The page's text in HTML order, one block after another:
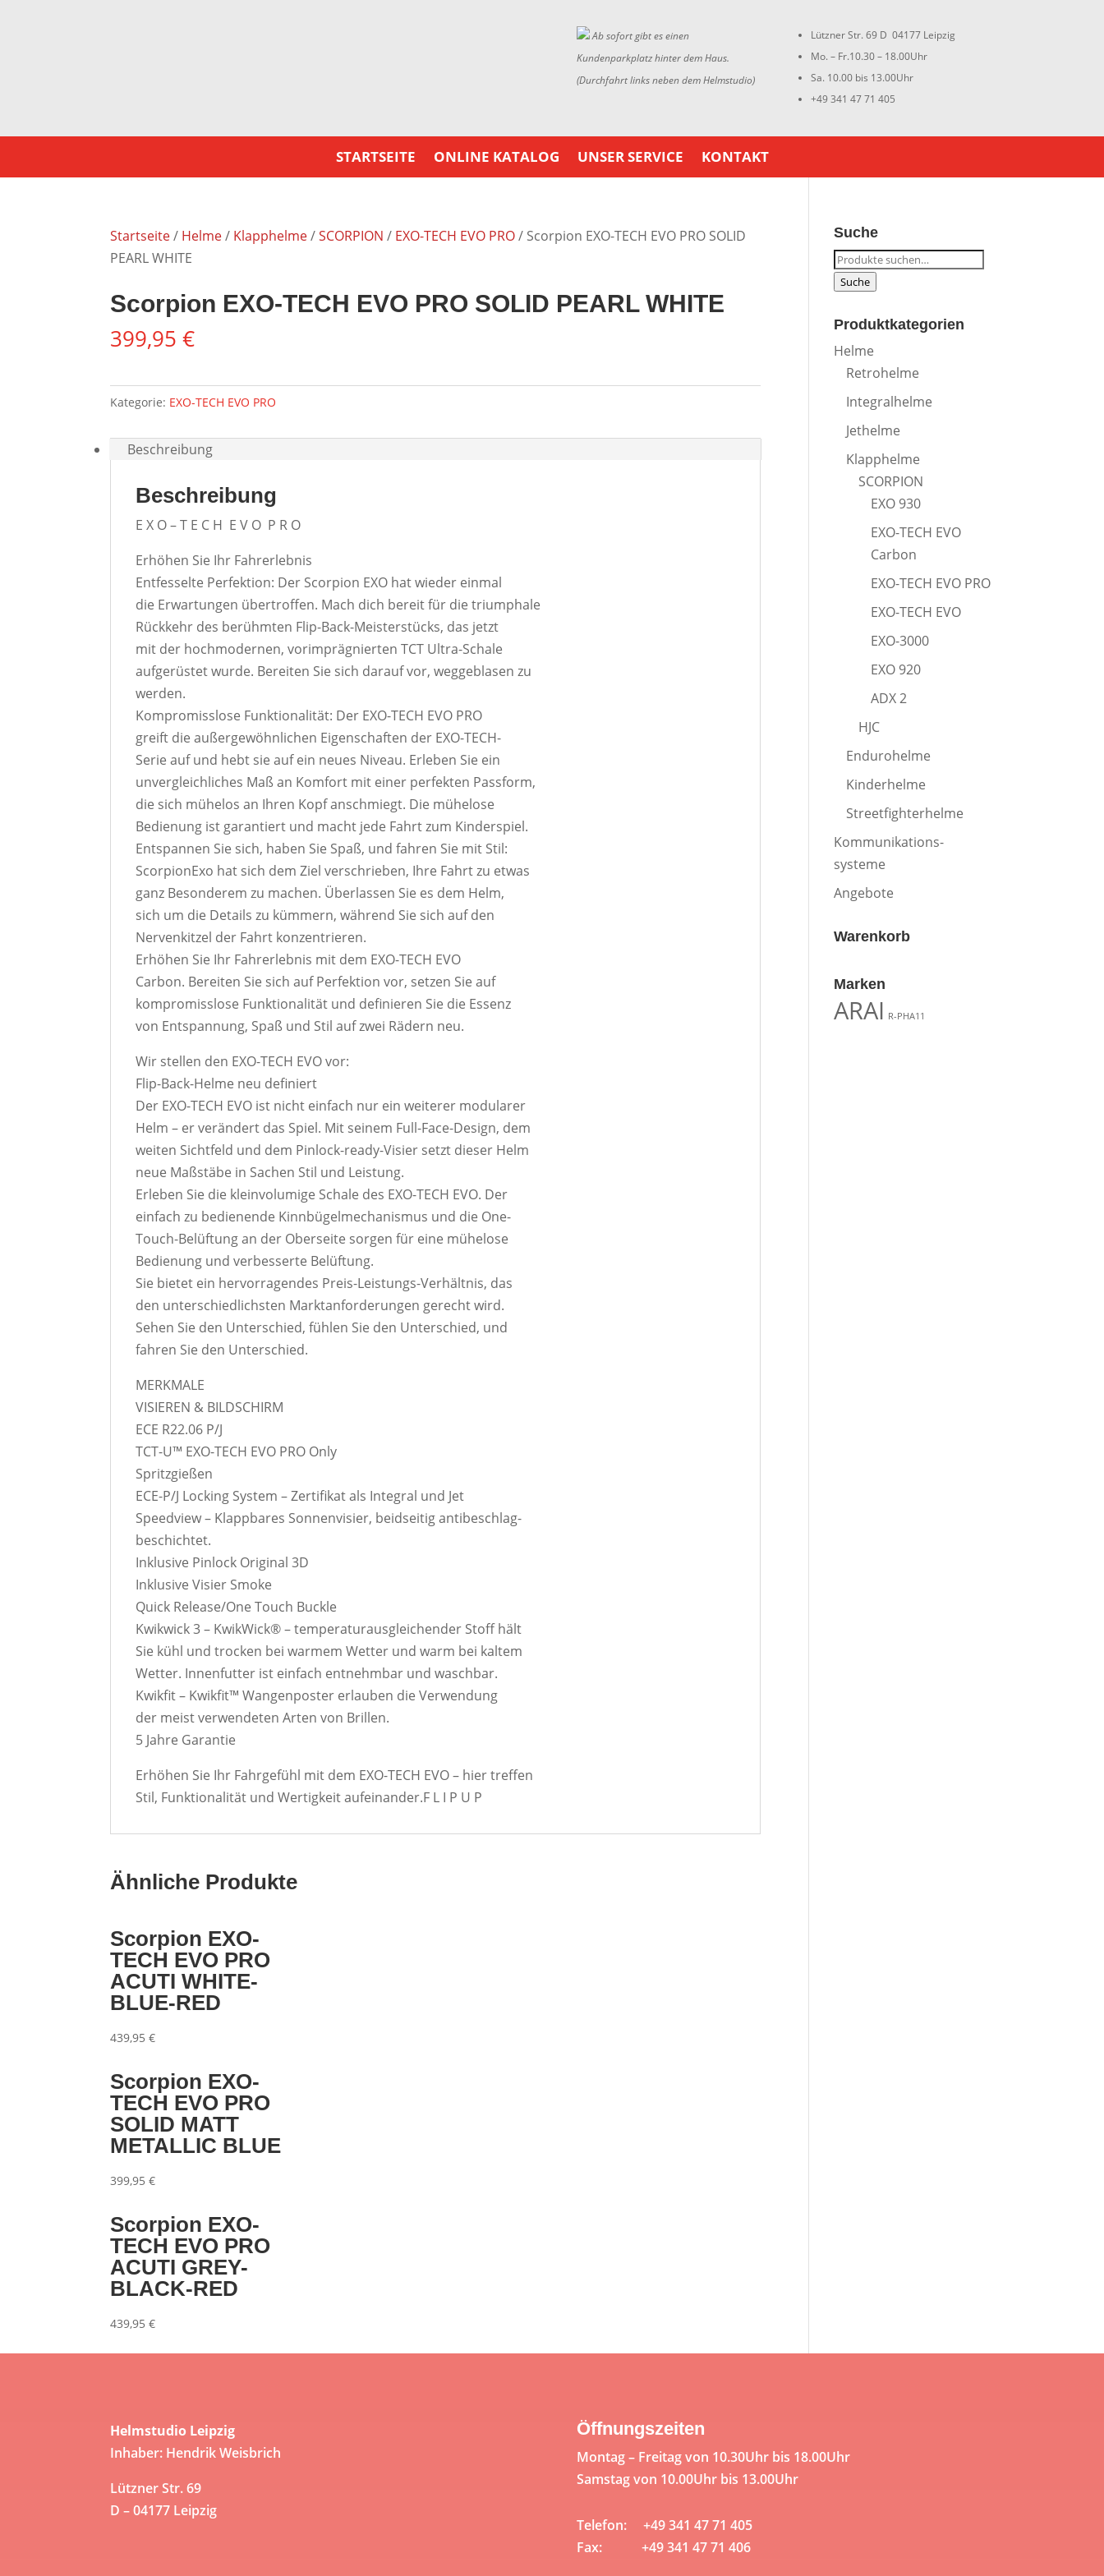
Ab sofort gibt es einen
Kundenparkplatz hinter dem Haus.
(Durchfahrt links neben dem Helmstudio)
Lützner Str. 69 D 04177 Leipzig
Mo. – Fr.10.30 – 18.00Uhr
Sa. 10.00 bis 13.00Uhr
+49 341 47 71 405
STARTSEITE ONLINE KATALOG UNSER SERVICE KONTAKT
Startseite/ Helme/ Klapphelme/SCORPION / EXO-TECH EVO PRO/ Scorpion EXO-TECH EVO PRO SOLID
PEARL WHITE
Scorpion EXO-TECH EVO PRO SOLID PEARL WHITE
399,95€
Kategorie: EXO-TECH EVO PRO
Beschreibung
Beschreibung
E X O – T E C H E V O P R O
Erhöhen Sie Ihr Fahrerlebnis
Entfesselte Perfektion: Der Scorpion EXO hat wieder einmal
die Erwartungen übertroffen. Mach dich bereit für die triumphale
Rückkehr des berühmten Flip-Back-Meisterstücks, das jetzt
mit der hochmodernen, vorimprägnierten TCT Ultra-Schale
aufgerüstet wurde. Bereiten Sie sich darauf vor, weggeblasen zu
werden.
Kompromisslose Funktionalität: Der EXO-TECH EVO PRO
greift die außergewöhnlichen Eigenschaften der EXO-TECH-
Serie auf und hebt sie auf ein neues Niveau. Erleben Sie ein
unvergleichliches Maß an Komfort mit einer perfekten Passform,
die sich mühelos an Ihren Kopf anschmiegt. Die mühelose
Bedienung ist garantiert und macht jede Fahrt zum Kinderspiel.
Entspannen Sie sich, haben Sie Spaß, und fahren Sie mit Stil:
ScorpionExo hat sich dem Ziel verschrieben, Ihre Fahrt zu etwas
ganz Besonderem zu machen. Überlassen Sie es dem Helm,
sich um die Details zu kümmern, während Sie sich auf den
Nervenkitzel der Fahrt konzentrieren.
Erhöhen Sie Ihr Fahrerlebnis mit dem EXO-TECH EVO
Carbon. Bereiten Sie sich auf Perfektion vor, setzen Sie auf
kompromisslose Funktionalität und definieren Sie die Essenz
von Entspannung, Spaß und Stil auf zwei Rädern neu.
Wir stellen den EXO-TECH EVO vor:
Flip-Back-Helme neu definiert
Der EXO-TECH EVO ist nicht einfach nur ein weiterer modularer
Helm – er verändert das Spiel. Mit seinem Full-Face-Design, dem
weiten Sichtfeld und dem Pinlock-ready-Visier setzt dieser Helm
neue Maßstäbe in Sachen Stil und Leistung.
Erleben Sie die kleinvolumige Schale des EXO-TECH EVO. Der
einfach zu bedienende Kinnbügelmechanismus und die One-
Touch-Belüftung an der Oberseite sorgen für eine mühelose
Bedienung und verbesserte Belüftung.
Sie bietet ein hervorragendes Preis-Leistungs-Verhältnis, das
den unterschiedlichsten Marktanforderungen gerecht wird.
Sehen Sie den Unterschied, fühlen Sie den Unterschied, und
fahren Sie den Unterschied.
MERKMALE
VISIEREN & BILDSCHIRM
ECE R22.06 P/J
TCT-U™ EXO-TECH EVO PRO Only
Spritzgießen
ECE-P/J Locking System – Zertifikat als Integral und Jet
Speedview – Klappbares Sonnenvisier, beidseitig antibeschlag-
beschichtet.
Inklusive Pinlock Original 3D
Inklusive Visier Smoke
Quick Release/One Touch Buckle
Kwikwick 3 – KwikWick® – temperaturausgleichender Stoff hält
Sie kühl und trocken bei warmem Wetter und warm bei kaltem
Wetter. Innenfutter ist einfach entnehmbar und waschbar.
Kwikfit – Kwikfit™ Wangenposter erlauben die Verwendung
der meist verwendeten Arten von Brillen.
5 Jahre Garantie
Erhöhen Sie Ihr Fahrgefühl mit dem EXO-TECH EVO – hier treffen
Stil, Funktionalität und Wertigkeit aufeinander.F L I P U P
Ähnliche Produkte
Scorpion EXO-
TECH EVO PRO
ACUTI WHITE-
BLUE-RED
439,95€
Scorpion EXO-
TECH EVO PRO
SOLID MATT
METALLIC BLUE
399,95€
Scorpion EXO-
TECH EVO PRO
ACUTI GREY-
BLACK-RED
439,95€
Suche
Suche
nach:
Suche
Produktkategorien
Helme
Retrohelme
Integralhelme
Jethelme
Klapphelme
SCORPION
EXO 930
EXO-TECH EVO
Carbon
EXO-TECH EVO PRO
EXO-TECH EVO
EXO-3000
EXO 920
ADX 2
HJC
Endurohelme
Kinderhelme
Streetfighterhelme
Kommunikations-
systeme
Angebote
Warenkorb
Marken
ARAI R-PHA11
Helmstudio Leipzig
Inhaber: Hendrik Weisbrich
Lützner Str. 69
D – 04177 Leipzig
Öffnungszeiten
Montag – Freitag von 10.30Uhr bis 18.00Uhr
Samstag von 10.00Uhr bis 13.00Uhr
Telefon: +49 341 47 71 405
Fax: +49 341 47 71 406